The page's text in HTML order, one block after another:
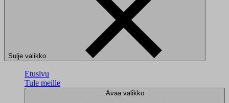
Sulje valikko
Etusivu
Tule meille
Avaa valikko